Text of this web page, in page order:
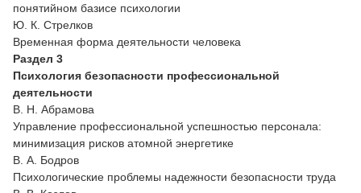
понятийном базисе психологии
Ю. К. Стрелков
Временная форма деятельности человека
Раздел 3
Психология безопасности профессиональной
деятельности
В. Н. Абрамова
Управление профессиональной успешностью персонала:
минимизация рисков атомной энергетике
В. А. Бодров
Психологические проблемы надежности безопасности труда